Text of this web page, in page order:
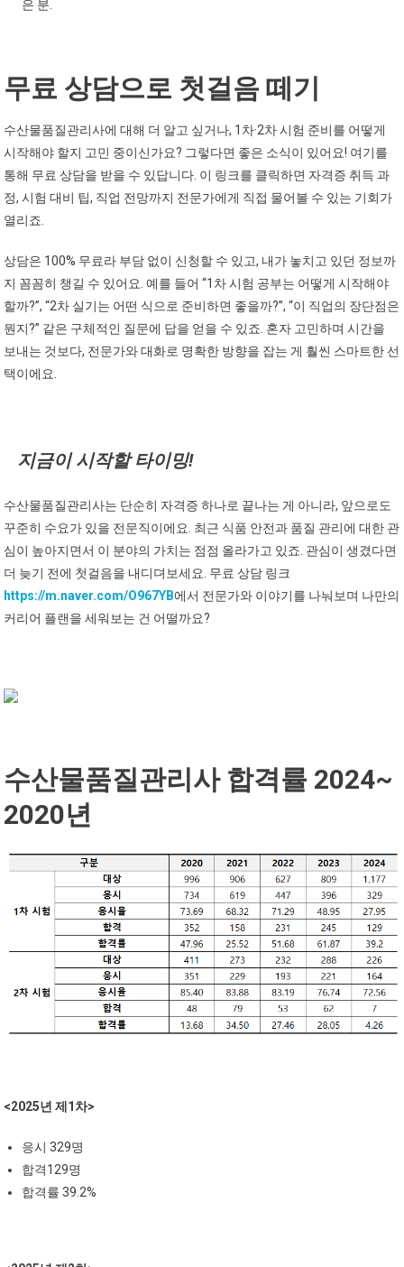
은 분.
무료 상담으로 첫걸음 떼기
수산물품질관리사에 대해 더 알고 싶거나, 1차·2차 시험 준비를 어떻게
시작해야 할지 고민 중이신가요? 그렇다면 좋은 소식이 있어요! 여기를
통해 무료 상담을 받을 수 있답니다. 이 링크를 클릭하면 자격증 취득 과
정, 시험 대비 팁, 직업 전망까지 전문가에게 직접 물어볼 수 있는 기회가
열리죠.
상담은 100% 무료라 부담 없이 신청할 수 있고, 내가 놓치고 있던 정보까
지 꼼꼼히 챙길 수 있어요. 예를 들어 “1차 시험 공부는 어떻게 시작해야
할까?”, “2차 실기는 어떤 식으로 준비하면 좋을까?”, “이 직업의 장단점은
뭔지?” 같은 구체적인 질문에 답을 얻을 수 있죠. 혼자 고민하며 시간을
보내는 것보다, 전문가와 대화로 명확한 방향을 잡는 게 훨씬 스마트한 선
택이에요.
지금이 시작할 타이밍!
수산물품질관리사는 단순히 자격증 하나로 끝나는 게 아니라, 앞으로도
꾸준히 수요가 있을 전문직이에요. 최근 식품 안전과 품질 관리에 대한 관
심이 높아지면서 이 분야의 가치는 점점 올라가고 있죠. 관심이 생겼다면
더 늦기 전에 첫걸음을 내디뎌보세요. 무료 상담 링크
https://m.naver.com/O967YB에서 전문가와 이야기를 나눠보며 나만의
커리어 플랜을 세워보는 건 어떨까요?
수산물품질관리사 합격률 2024~
2020년
<2025년 제1차>
응시 329명
합격129명
합격률 39.2%